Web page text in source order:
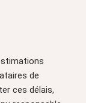
de
ces délais,